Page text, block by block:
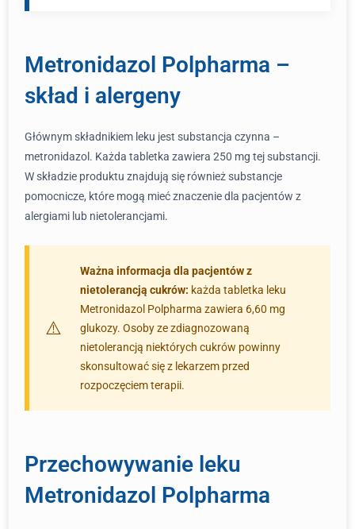
Metronidazol Polpharma –
skład i alergeny
Głównym składnikiem leku jest substancja czynna –
metronidazol. Każda tabletka zawiera 250 mg tej substancji.
W składzie produktu znajdują się również substancje
pomocnicze, które mogą mieć znaczenie dla pacjentów z
alergiami lub nietolerancjami.
Ważna informacja dla pacjentów z
nietolerancją cukrów: każda tabletka leku
Metronidazol Polpharma zawiera 6,60 mg
glukozy. Osoby ze zdiagnozowaną
nietolerancją niektórych cukrów powinny
skonsultować się z lekarzem przed
rozpoczęciem terapii.
Przechowywanie leku
Metronidazol Polpharma